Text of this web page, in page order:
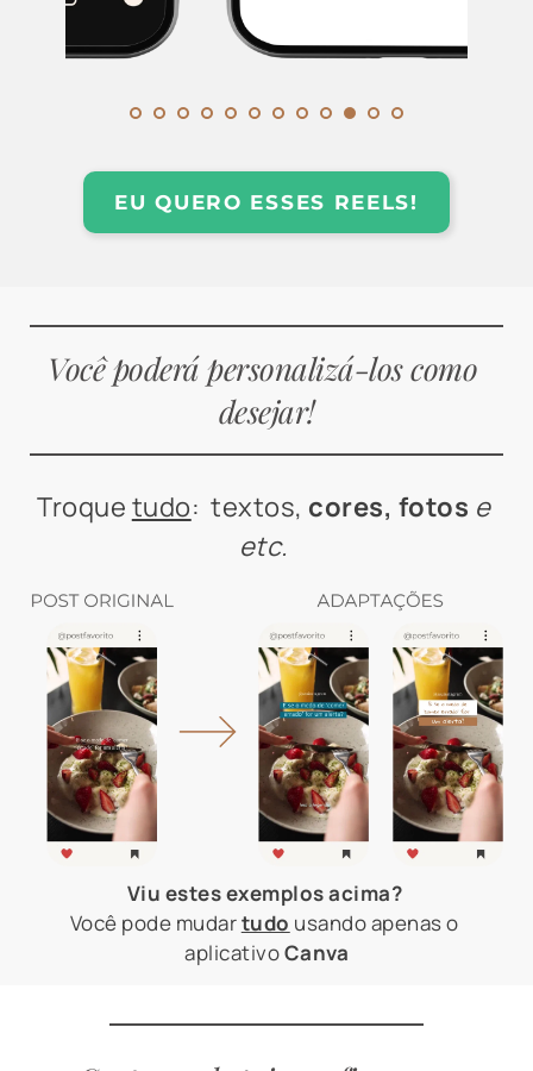
EU QUERO ESSES REELS!
Você poderá personalizá-los como
desejar!
Troque tudo:  textos, cores, fotos e
etc.
Viu estes exemplos acima?
Você pode mudar tudo usando apenas o
aplicativo Canva